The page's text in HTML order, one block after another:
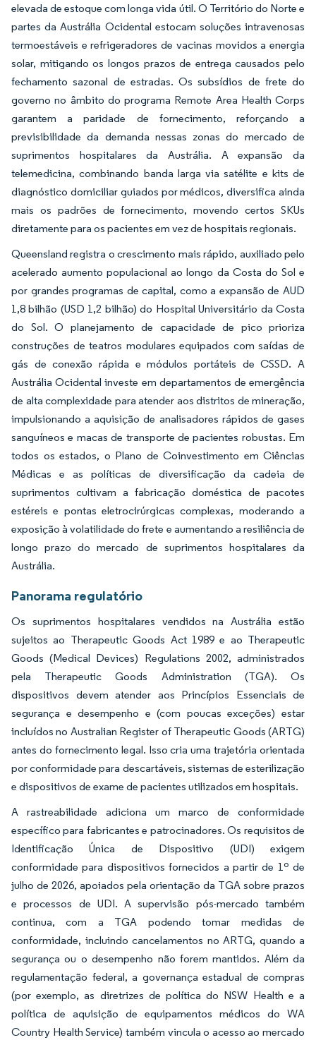
elevada de estoque com longa vida útil. O Território do Norte e
partes da Austrália Ocidental estocam soluções intravenosas
termoestáveis e refrigeradores de vacinas movidos a energia
solar, mitigando os longos prazos de entrega causados pelo
fechamento sazonal de estradas. Os subsídios de frete do
governo no âmbito do programa Remote Area Health Corps
garantem a paridade de fornecimento, reforçando a
previsibilidade da demanda nessas zonas do mercado de
suprimentos hospitalares da Austrália. A expansão da
telemedicina, combinando banda larga via satélite e kits de
diagnóstico domiciliar guiados por médicos, diversifica ainda
mais os padrões de fornecimento, movendo certos SKUs
diretamente para os pacientes em vez de hospitais regionais.
Queensland registra o crescimento mais rápido, auxiliado pelo
acelerado aumento populacional ao longo da Costa do Sol e
por grandes programas de capital, como a expansão de AUD
1,8 bilhão (USD 1,2 bilhão) do Hospital Universitário da Costa
do Sol. O planejamento de capacidade de pico prioriza
construções de teatros modulares equipados com saídas de
gás de conexão rápida e módulos portáteis de CSSD. A
Austrália Ocidental investe em departamentos de emergência
de alta complexidade para atender aos distritos de mineração,
impulsionando a aquisição de analisadores rápidos de gases
sanguíneos e macas de transporte de pacientes robustas. Em
todos os estados, o Plano de Coinvestimento em Ciências
Médicas e as políticas de diversificação da cadeia de
suprimentos cultivam a fabricação doméstica de pacotes
estéreis e pontas eletrocirúrgicas complexas, moderando a
exposição à volatilidade do frete e aumentando a resiliência de
longo prazo do mercado de suprimentos hospitalares da
Austrália.
Panorama regulatório
Os suprimentos hospitalares vendidos na Austrália estão
sujeitos ao Therapeutic Goods Act 1989 e ao Therapeutic
Goods (Medical Devices) Regulations 2002, administrados
pela Therapeutic Goods Administration (TGA). Os
dispositivos devem atender aos Princípios Essenciais de
segurança e desempenho e (com poucas exceções) estar
incluídos no Australian Register of Therapeutic Goods (ARTG)
antes do fornecimento legal. Isso cria uma trajetória orientada
por conformidade para descartáveis, sistemas de esterilização
e dispositivos de exame de pacientes utilizados em hospitais.
A rastreabilidade adiciona um marco de conformidade
específico para fabricantes e patrocinadores. Os requisitos de
Identificação Única de Dispositivo (UDI) exigem
conformidade para dispositivos fornecidos a partir de 1º de
julho de 2026, apoiados pela orientação da TGA sobre prazos
e processos de UDI. A supervisão pós-mercado também
continua, com a TGA podendo tomar medidas de
conformidade, incluindo cancelamentos no ARTG, quando a
segurança ou o desempenho não forem mantidos. Além da
regulamentação federal, a governança estadual de compras
(por exemplo, as diretrizes de política do NSW Health e a
política de aquisição de equipamentos médicos do WA
Country Health Service) também vincula o acesso ao mercado